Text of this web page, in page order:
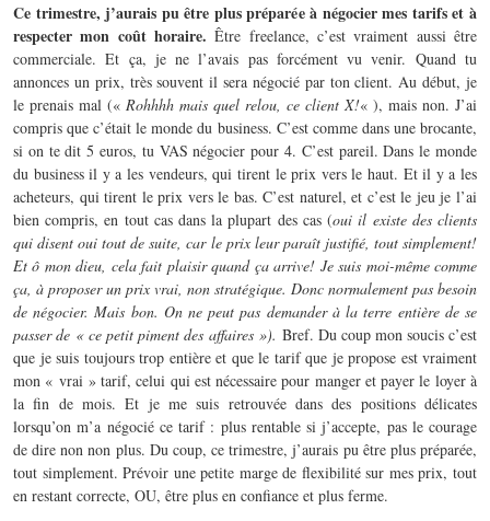
Ce trimestre, j’aurais pu être plus préparée à négocier mes tarifs et à
respecter mon coût horaire. Être freelance, c’est vraiment aussi être
commerciale. Et ça, je ne l’avais pas forcément vu venir. Quand tu
annonces un prix, très souvent il sera négocié par ton client. Au début, je
le prenais mal («Rohhhh mais quel relou, ce client X!« ), mais non. J’ai
compris que c’était le monde du business. C’est comme dans une brocante,
si on te dit 5 euros, tu VAS négocier pour 4. C’est pareil. Dans le monde
du business il y a les vendeurs, qui tirent le prix vers le haut. Et il y a les
acheteurs, qui tirent le prix vers le bas. C’est naturel, et c’est le jeu je l’ai
bien compris, en tout cas dans la plupart des cas (oui il existe des clients
qui disent oui tout de suite, car le prix leur paraît justifié, tout simplement!
Et ô mon dieu, cela fait plaisir quand ça arrive! Je suis moi-même comme
ça, à proposer un prix vrai, non stratégique. Donc normalement pas besoin
de négocier. Mais bon. On ne peut pas demander à la terre entière de se
passer de « ce petit piment des affaires »). Bref. Du coup mon soucis c’est
que je suis toujours trop entière et que le tarif que je propose est vraiment
mon « vrai » tarif, celui qui est nécessaire pour manger et payer le loyer à
la fin de mois. Et je me suis retrouvée dans des positions délicates
lorsqu’on m’a négocié ce tarif : plus rentable si j’accepte, pas le courage
de dire non non plus. Du coup, ce trimestre, j’aurais pu être plus préparée,
tout simplement. Prévoir une petite marge de flexibilité sur mes prix, tout
en restant correcte, OU, être plus en confiance et plus ferme.